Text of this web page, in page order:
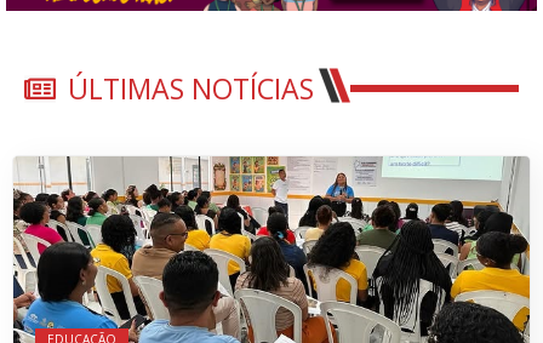
ÚLTIMAS NOTÍCIAS
EDUCAÇÃO